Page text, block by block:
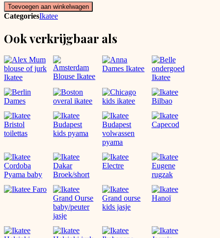
Ikatee
aantal
Toevoegen aan winkelwagen
CategoriesIkatee
Ook verkrijgbaar als